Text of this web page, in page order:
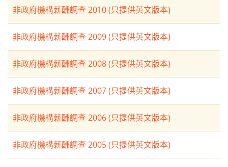
非政府機構薪酬調查 2010 (只提供英文版本)
非政府機構薪酬調查 2009 (只提供英文版本)
非政府機構薪酬調查 2008 (只提供英文版本)
非政府機構薪酬調查 2007 (只提供英文版本)
非政府機構薪酬調查 2006 (只提供英文版本)
非政府機構薪酬調查 2005 (只提供英文版本)